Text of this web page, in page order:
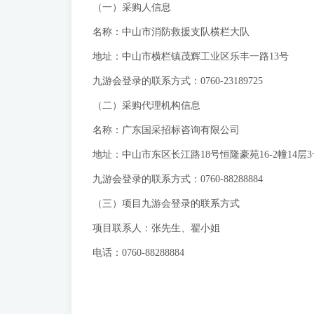
（一）采购人信息
名称：中山市消防救援支队横栏大队
地址：中山市横栏镇茂辉工业区乐丰一路13号
九游会登录的联系方式：0760-23189725
（二）采购代理机构信息
名称：广东国采招标咨询有限公司
地址：中山市东区长江路18号恒隆豪苑16-2幢14层3
九游会登录的联系方式：0760-88288884
（三）项目九游会登录的联系方式
项目联系人：张先生、翟小姐
电话：0760-88288884